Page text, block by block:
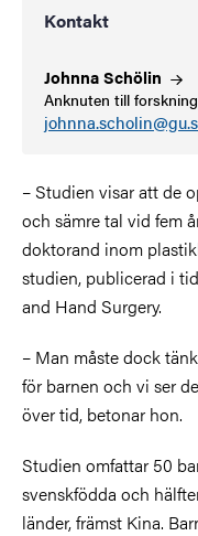
Kontakt
JohnnaSchölin
Anknuten till forskning
– Studien visar att de
och sämre tal vid fem
doktorand inom
studien, publicerad i
and Hand Surgery.
– Man måste dock
för barnen och vi ser
över tid, betonar hon.
Studien omfattar 50
svenskfödda och
länder, främst Kina.